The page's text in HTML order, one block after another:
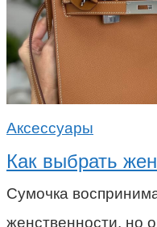
Аксессуары
Как выбрать
Сумочка
женственности, но